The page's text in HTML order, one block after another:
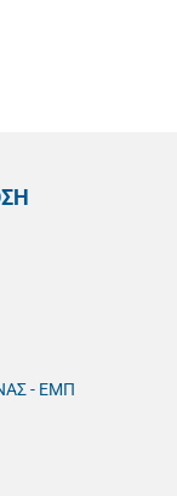
- ΕΜΠ